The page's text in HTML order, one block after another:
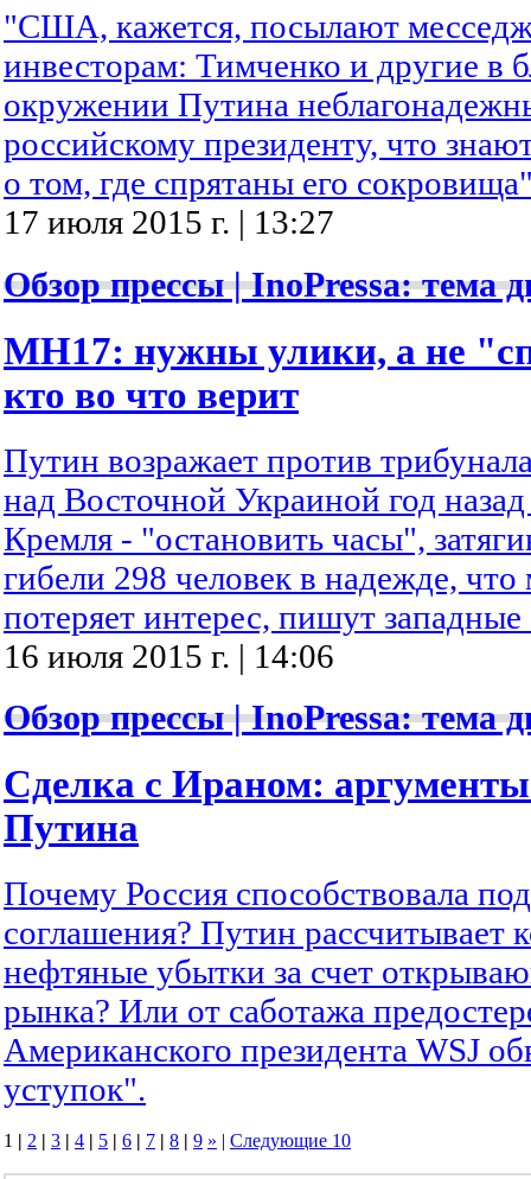
"США, кажется, посылают
инвесторам: Тимченко и другие в
окружении Путина
российскому президенту, что
о том, где спрятаны его
17 июля 2015 г. | 13:27
Обзор прессы | InoPressa: тема
MH17: нужны улики, а не
кто во что верит
Путин возражает против
над Восточной Украиной год
Кремля - "остановить часы",
гибели 298 человек в надежде,
потеряет интерес, пишут
16 июля 2015 г. | 14:06
Обзор прессы | InoPressa: тема
Сделка с Ираном:
Путина
Почему Россия способствовала
соглашения? Путин рассчитывает
нефтяные убытки за счет
рынка? Или от саботажа
Американского президента WSJ
уступок".
1 | 2 | 3 | 4 | 5 | 6 | 7 | 8 | 9 » | Следующие 10